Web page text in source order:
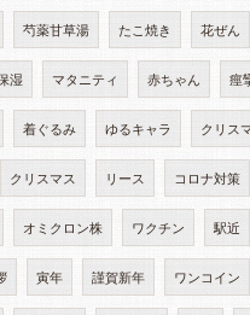
芍薬甘草湯 たこ焼き 花ぜん
湿 マタニティ 赤ちゃん 痙
着ぐるみ ゆるキャラ クリス
クリスマス リース コロナ対策
オミクロン株 ワクチン 駅近
寅年 謹賀新年 ワンコイン